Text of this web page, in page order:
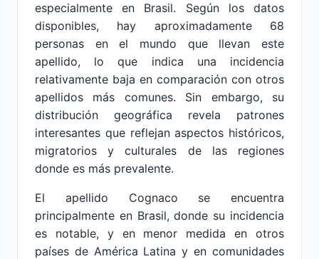
especialmente en Brasil. Según los datos
disponibles, hay aproximadamente 68
personas en el mundo que llevan este
apellido, lo que indica una incidencia
relativamente baja en comparación con otros
apellidos más comunes. Sin embargo, su
distribución geográfica revela patrones
interesantes que reflejan aspectos históricos,
migratorios y culturales de las regiones
donde es más prevalente.
El apellido Cognaco se encuentra
principalmente en Brasil, donde su incidencia
es notable, y en menor medida en otros
países de América Latina y en comunidades